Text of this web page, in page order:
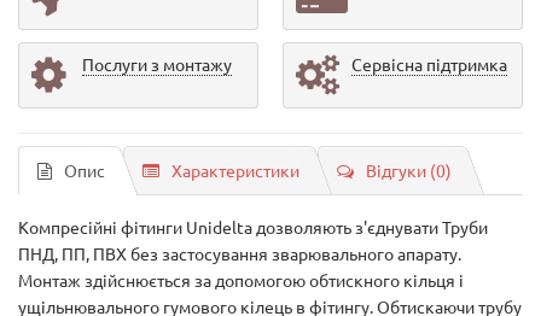
Послуги з монтажу Сервісна підтримка
Опис Характеристики Відгуки (0)
Компресійні фітинги Unidelta дозволяють з'єднувати Труби
ПНД, ПП, ПВХ без застосування зварювального апарату.
Монтаж здійснюється за допомогою обтискного кільця і
ущільнювального гумового кілець в фітингу. Обтискаючи трубу